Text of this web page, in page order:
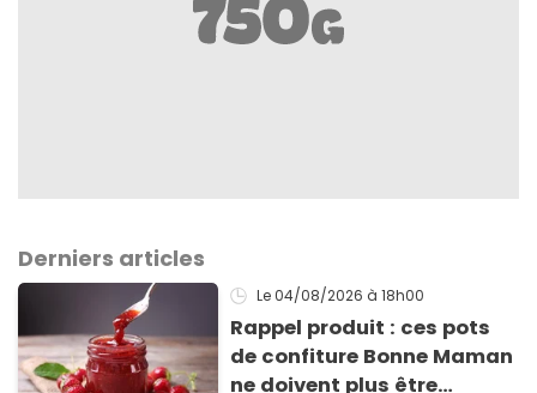
Derniers articles
Le 04/08/2026 à 18h00
Rappel produit : ces pots
de confiture Bonne Maman
ne doivent plus être